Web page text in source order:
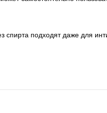
подходят даже для